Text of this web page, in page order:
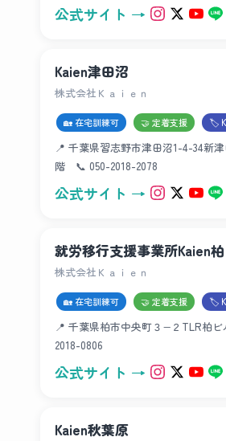
公式サイト →
Kaien津田沼
株式会社Ｋａｉｅｎ
🏡 在宅訓練可 🤝 定着支援 🏷
📍 千葉県習志野市津田沼1-4-34新
階 📞 050-2018-2078
公式サイト →
就労移行支援事業所Kaien柏
株式会社Ｋａｉｅｎ
🏡 在宅訓練可 🤝 定着支援 🏷
📍 千葉県柏市中央町３−２TLR柏
2018-0806
公式サイト →
Kaien秋葉原